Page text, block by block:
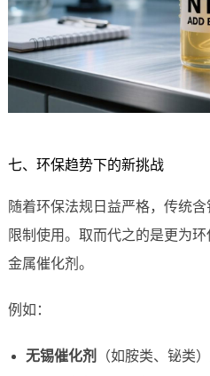
七、环保趋势下的新挑战
随着环保法规日益严格，传统
限制使用。取而代之的是更为
金属催化剂。
例如：
无锡催化剂
（如胺类、铋类